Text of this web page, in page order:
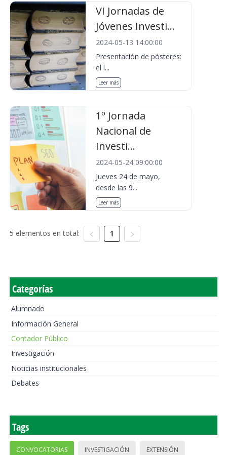
VI Jornadas de
Jóvenes Investi...
2024-05-13 14:00:00
Presentación de pósteres:
el l...
Leer más
1º Jornada
Nacional de
Investi...
2024-05-24 09:00:00
Jueves 24 de mayo,
desde las 9...
Leer más
5 elementos en total: 1
Categorías
Alumnado
Información General
Contador Público
Investigación
Noticias institucionales
Debates
Tags
CONVOCATORIAS INVESTIGACIÓN EXTENSIÓN